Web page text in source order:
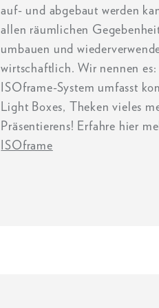
auf- und abgebaut werden
allen räumlichen
umbauen und
wirtschaftlich. Wir nennen
ISOframe-System umfasst
Light Boxes, Theken vieles
Präsentierens! Erfahre hier
ISOframe